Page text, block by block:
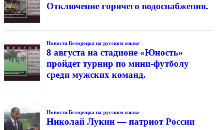
Отключение горячего водоснабжения.
Новости Белорецка на русском языке
8 августа на стадионе «Юность»
пройдет турнир по мини-футболу
среди мужских команд.
Новости Белорецка на русском языке
Николай Лукин — патриот России